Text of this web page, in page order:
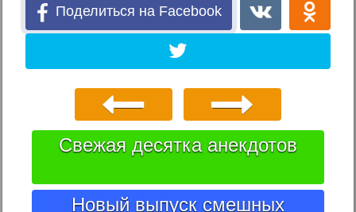
Поделиться на Facebook
Свежая десятка анекдотов
Новый выпуск смешных